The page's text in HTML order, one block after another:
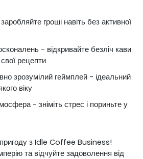
гроші навіть без активної
- відкривайте безліч кави
рецепти
зрозумілий геймплей - ідеальний
віку
- зніміть стрес і пориньте у
з Idle Coffee Business!
та відчуйте задоволення від